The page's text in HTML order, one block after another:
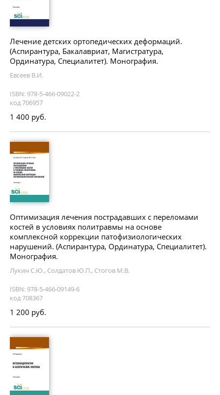
Лечение детских ортопедических деформаций.
(Аспирантура, Бакалавриат, Магистратура,
Ординатура, Специалитет). Монография.
Евсеев В.И.
ISBN: 978-5-466-09022-2
код 706957
1 400 руб.
Оптимизация лечения пострадавших с переломами
костей в условиях политравмы на основе
комплексной коррекции патофизиологических
нарушений. (Аспирантура, Ординатура, Специалитет).
Монография.
Лукин С.Ю., Солдатов Ю.П., Стогов М.В.
ISBN: 978-5-466-09149-6
код 708367
1 200 руб.